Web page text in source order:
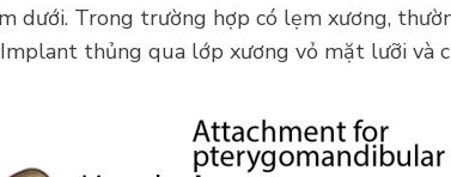
dưới. Trong trường hợp có lẹm xương,
thủng qua lớp xương vỏ mặt lưỡi và